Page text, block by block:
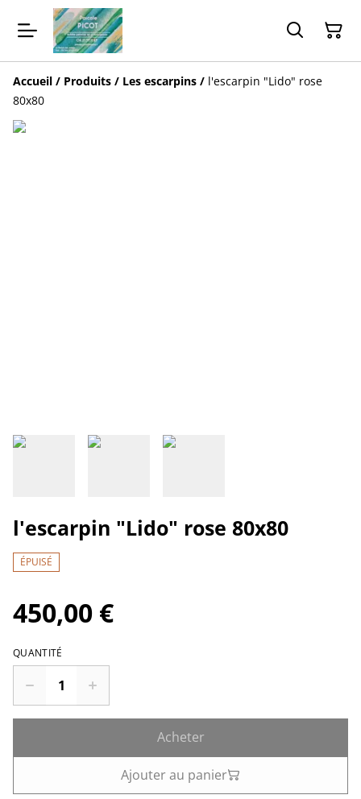
Accueil / Produits / Les escarpins / l'escarpin "Lido" rose
80x80
l'escarpin "Lido" rose 80x80
ÉPUISÉ
450,00 €
QUANTITÉ
Acheter
Ajouter au panier